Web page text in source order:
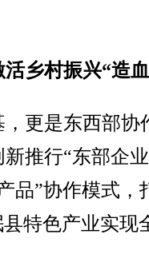
乡村振兴“造
更是东西部协
推行“东部企
品”协作模式，
特色产业实现